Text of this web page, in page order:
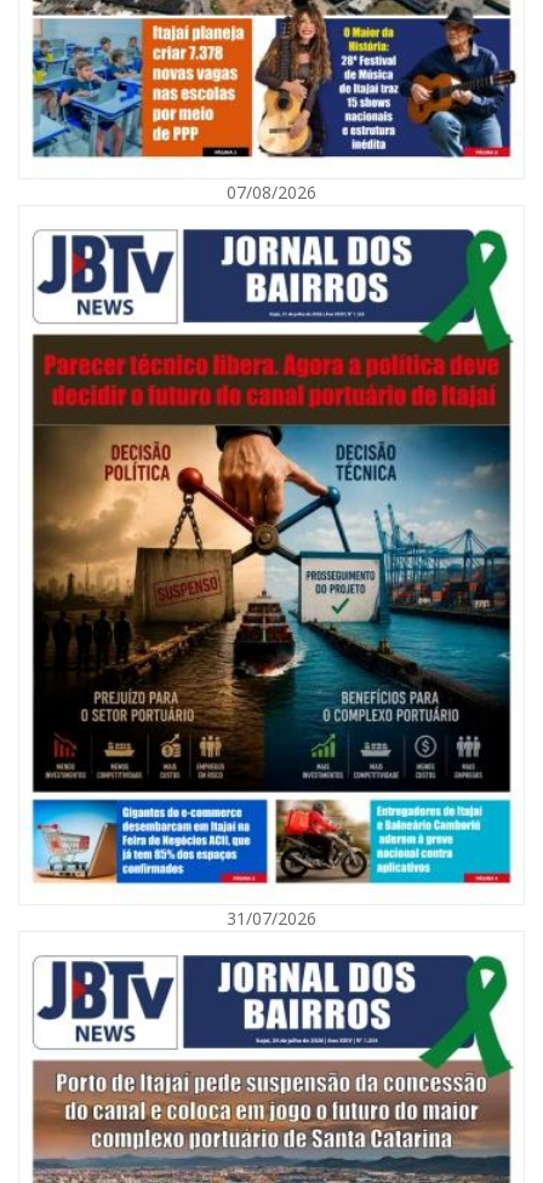
Defesa Civil orienta população sobre descarte correto de lixo para
prevenir alagamentos
NAVEGANTES
08/08/2026 | 07:00
Agosto Laranja mobiliza Navegantes com ações de prevenção de
deficiências e inclusão social
BALNEÁRIO CAMBORIÚ
07/08/2026
31/07/2026